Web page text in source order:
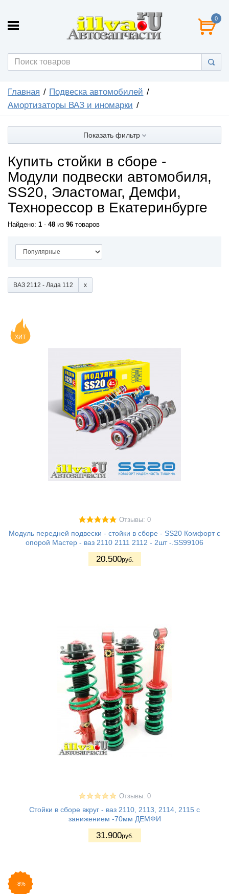
0
Главная
Подвеска автомобилей
Амортизаторы ВАЗ и иномарки
Показать фильтр
Купить стойки в сборе -
Модули подвески автомобиля,
SS20, Эластомаг, Демфи,
Технорессор в Екатеринбурге
Найдено: 1 - 48 из 96 товаров
ВАЗ 2112 - Лада 112
ХИТ
Отзывы: 0
Модуль передней подвески - стойки в сборе - SS20 Комфорт с
опорой Мастер - ваз 2110 2111 2112 - 2шт -.SS99106
20.500руб.
Отзывы: 0
Стойки в сборе вкруг - ваз 2110, 2113, 2114, 2115 с
занижением -70мм ДЕМФИ
31.900руб.
-8%